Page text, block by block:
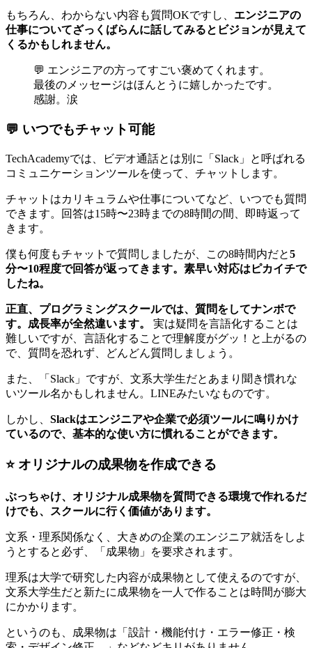
もちろん、わからない内容も質問OKですし、 エンジニアの
仕事についてざっくばらんに話してみるとビジョンが見えて
くるかもしれません。
💬 エンジニアの方ってすごい褒めてくれます。
最後のメッセージはほんとうに嬉しかったです。
感謝。涙
💬 いつでもチャット可能
TechAcademyでは、ビデオ通話とは別に「Slack」と呼ばれる
コミュニケーションツールを使って、チャットします。
チャットはカリキュラムや仕事についてなど、いつでも質問
できます。回答は15時〜23時までの8時間の間、即時返って
きます。
僕も何度もチャットで質問しましたが、この8時間内だと5
分〜10程度で回答が返ってきます。素早い対応はピカイチで
したね。
正直、プログラミングスクールでは、質問をしてナンボで
す。成長率が全然違います。
実は疑問を言語化することは
難しいですが、言語化することで理解度がグッ！と上がるの
で、質問を恐れず、どんどん質問しましょう。
また、「Slack」ですが、文系大学生だとあまり聞き慣れな
いツール名かもしれません。LINEみたいなものです。
しかし、 Slackはエンジニアや企業で必須ツールに鳴りかけ
ているので、基本的な使い方に慣れることができます。
⭐ オリジナルの成果物を作成できる
ぶっちゃけ、オリジナル成果物を質問できる環境で作れるだ
けでも、スクールに行く価値があります。
文系・理系関係なく、大きめの企業のエンジニア就活をしよ
うとすると必ず、「成果物」を要求されます。
理系は大学で研究した内容が成果物として使えるのですが、
文系大学生だと新たに成果物を一人で作ることは時間が膨大
にかかります。
というのも、成果物は「設計・機能付け・エラー修正・検